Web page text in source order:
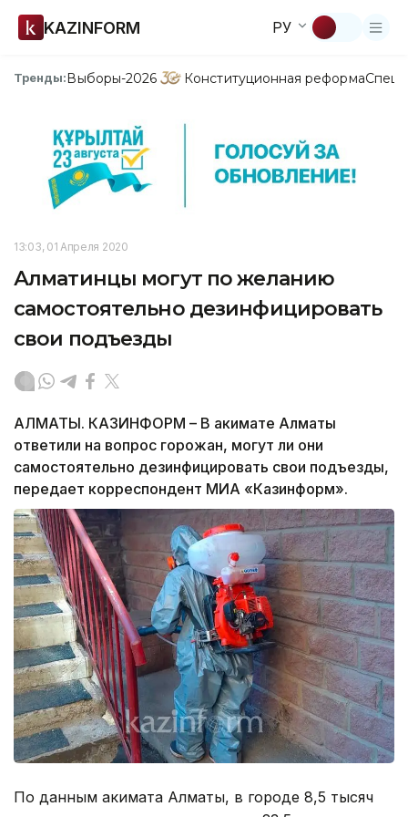
KAZINFORM РУ
Тренды:Выборы-2026 Конституционная реформа
13:03, 01 Апреля 2020
Алматинцы могут по желанию
самостоятельно дезинфицировать
свои подъезды
АЛМАТЫ. КАЗИНФОРМ – В акимате Алматы
ответили на вопрос горожан, могут ли они
самостоятельно дезинфицировать свои подъезды,
передает корреспондент МИА «Казинформ».
По данным акимата Алматы, в городе 8,5 тысяч